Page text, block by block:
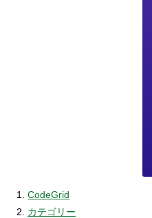
CodeGrid
カテゴリー